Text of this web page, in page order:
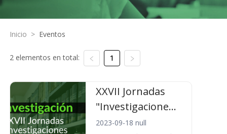
Inicio > Eventos
2 elementos en total: 1
XXVII Jornadas
"Investigacione...
2023-09-18 null